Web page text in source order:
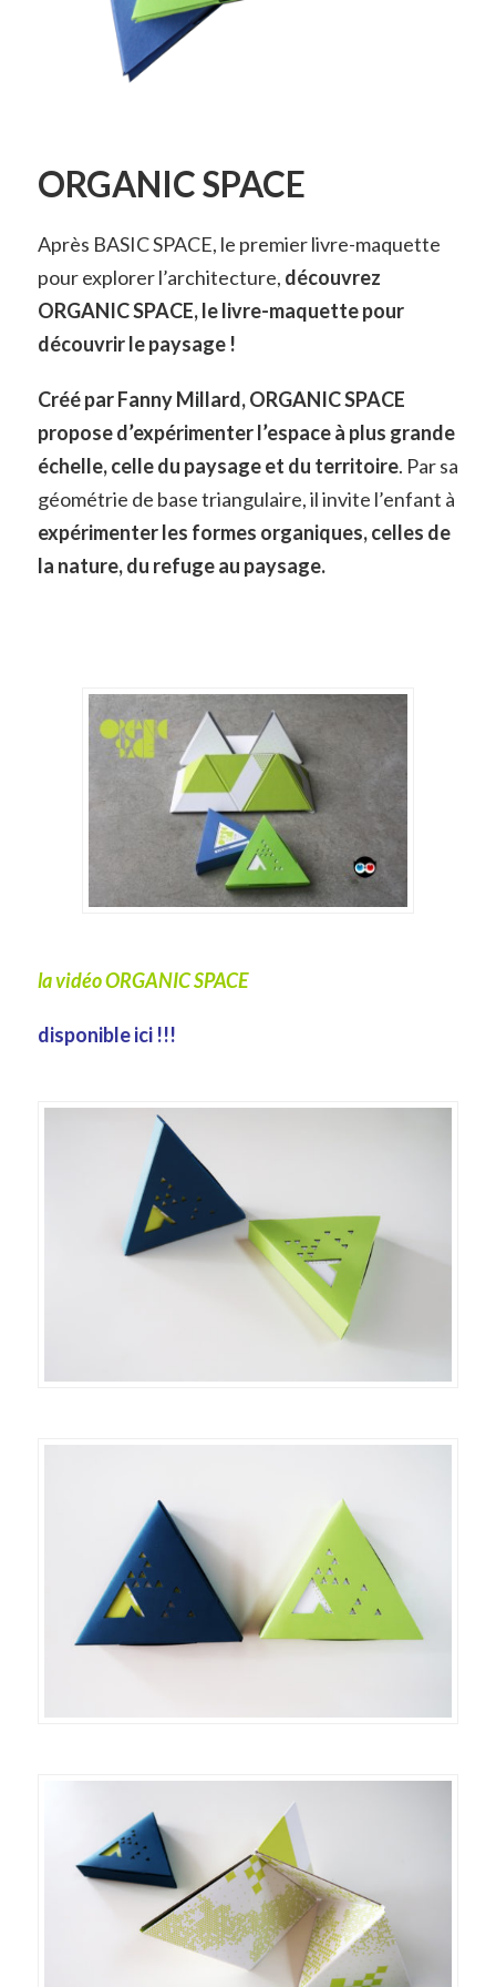
ORGANIC SPACE
Après BASIC SPACE, le premier livre-maquette
pour explorer l’architecture, découvrez
ORGANIC SPACE, le livre-maquette pour
découvrir le paysage !
Créé par Fanny Millard, ORGANIC SPACE
propose d’expérimenter l’espace à plus grande
échelle, celle du paysage et du territoire. Par sa
géométrie de base triangulaire, il invite l’enfant à
expérimenter les formes organiques, celles de
la nature, du refuge au paysage.
la vidéo ORGANIC SPACE
disponible ici !!!